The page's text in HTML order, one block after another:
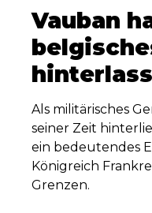
Vauban
Als militärisches
seiner Zeit
ein bedeutendes
Königreich
Grenzen.